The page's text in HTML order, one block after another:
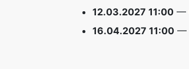
12.03.2027 11:00 —
16.04.2027 11:00 —